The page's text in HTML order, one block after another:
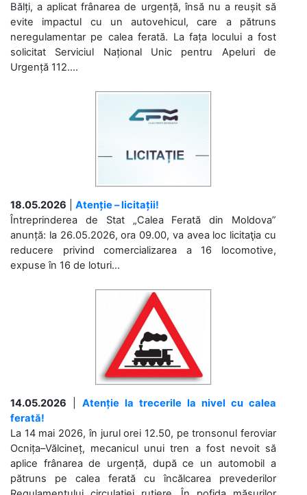
Bălți, a aplicat frânarea de urgență, însă nu a reușit să
evite impactul cu un autovehicul, care a pătruns
neregulamentar pe calea ferată. La fața locului a fost
solicitat Serviciul Național Unic pentru Apeluri de
Urgență 112....
18.05.2026
Atenție – licitații!
Întreprinderea de Stat „Calea Ferată din Moldova”
anunță: la 26.05.2026, ora 09.00, va avea loc licitaţia cu
reducere privind comercializarea a 16 locomotive,
expuse în 16 de loturi...
14.05.2026
Atenție la trecerile la nivel cu calea
ferată!
La 14 mai 2026, în jurul orei 12.50, pe tronsonul feroviar
Ocnița–Vălcineț, mecanicul unui tren a fost nevoit să
aplice frânarea de urgență, după ce un automobil a
pătruns pe calea ferată cu încălcarea prevederilor